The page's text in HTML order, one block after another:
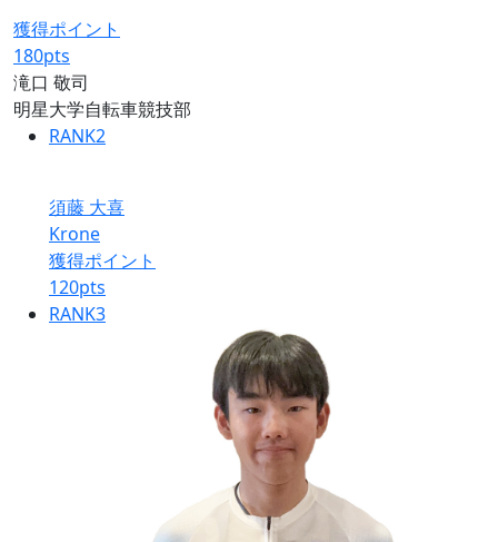
獲得ポイント
180pts
滝口 敬司
明星大学自転車競技部
RANK2
須藤 大喜
Krone
獲得ポイント
120pts
RANK3